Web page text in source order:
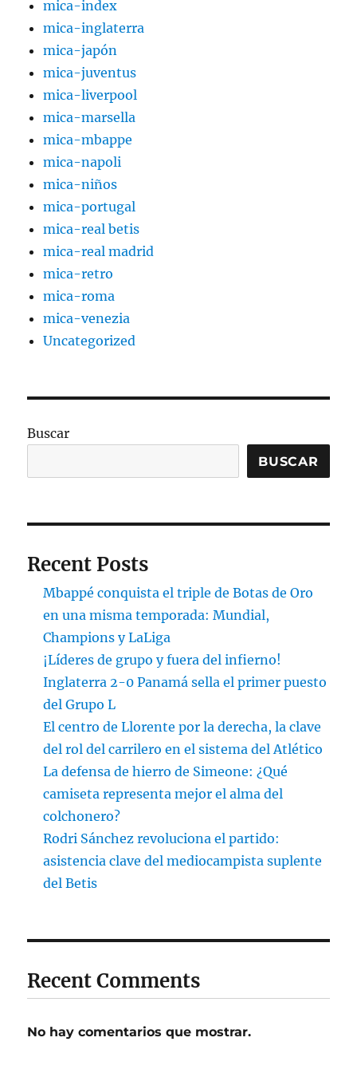
mica-index
mica-inglaterra
mica-japón
mica-juventus
mica-liverpool
mica-marsella
mica-mbappe
mica-napoli
mica-niños
mica-portugal
mica-real betis
mica-real madrid
mica-retro
mica-roma
mica-venezia
Uncategorized
Buscar
BUSCAR
Recent Posts
Mbappé conquista el triple de Botas de Oro
en una misma temporada: Mundial,
Champions y LaLiga
¡Líderes de grupo y fuera del infierno!
Inglaterra 2-0 Panamá sella el primer puesto
del Grupo L
El centro de Llorente por la derecha, la clave
del rol del carrilero en el sistema del Atlético
La defensa de hierro de Simeone: ¿Qué
camiseta representa mejor el alma del
colchonero?
Rodri Sánchez revoluciona el partido:
asistencia clave del mediocampista suplente
del Betis
Recent Comments
No hay comentarios que mostrar.